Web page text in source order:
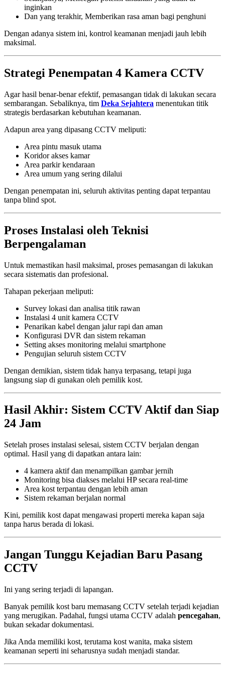
inginkan
Dan yang terakhir, Memberikan rasa aman bagi penghuni
Dengan adanya sistem ini, kontrol keamanan menjadi jauh lebih
maksimal.
Strategi Penempatan 4 Kamera CCTV
Agar hasil benar-benar efektif, pemasangan tidak di lakukan secara
sembarangan. Sebaliknya, tim Deka Sejahtera menentukan titik
strategis berdasarkan kebutuhan keamanan.
Adapun area yang dipasang CCTV meliputi:
Area pintu masuk utama
Koridor akses kamar
Area parkir kendaraan
Area umum yang sering dilalui
Dengan penempatan ini, seluruh aktivitas penting dapat terpantau
tanpa blind spot.
Proses Instalasi oleh Teknisi
Berpengalaman
Untuk memastikan hasil maksimal, proses pemasangan di lakukan
secara sistematis dan profesional.
Tahapan pekerjaan meliputi:
Survey lokasi dan analisa titik rawan
Instalasi 4 unit kamera CCTV
Penarikan kabel dengan jalur rapi dan aman
Konfigurasi DVR dan sistem rekaman
Setting akses monitoring melalui smartphone
Pengujian seluruh sistem CCTV
Dengan demikian, sistem tidak hanya terpasang, tetapi juga
langsung siap di gunakan oleh pemilik kost.
Hasil Akhir: Sistem CCTV Aktif dan Siap
24 Jam
Setelah proses instalasi selesai, sistem CCTV berjalan dengan
optimal. Hasil yang di dapatkan antara lain:
4 kamera aktif dan menampilkan gambar jernih
Monitoring bisa diakses melalui HP secara real-time
Area kost terpantau dengan lebih aman
Sistem rekaman berjalan normal
Kini, pemilik kost dapat mengawasi properti mereka kapan saja
tanpa harus berada di lokasi.
Jangan Tunggu Kejadian Baru Pasang
CCTV
Ini yang sering terjadi di lapangan.
Banyak pemilik kost baru memasang CCTV setelah terjadi kejadian
yang merugikan. Padahal, fungsi utama CCTV adalah pencegahan,
bukan sekadar dokumentasi.
Jika Anda memiliki kost, terutama kost wanita, maka sistem
keamanan seperti ini seharusnya sudah menjadi standar.